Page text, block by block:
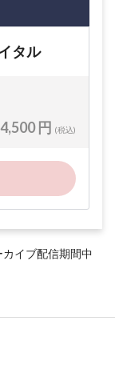
タル
4,500 円 (税込)
イブ配信期間中